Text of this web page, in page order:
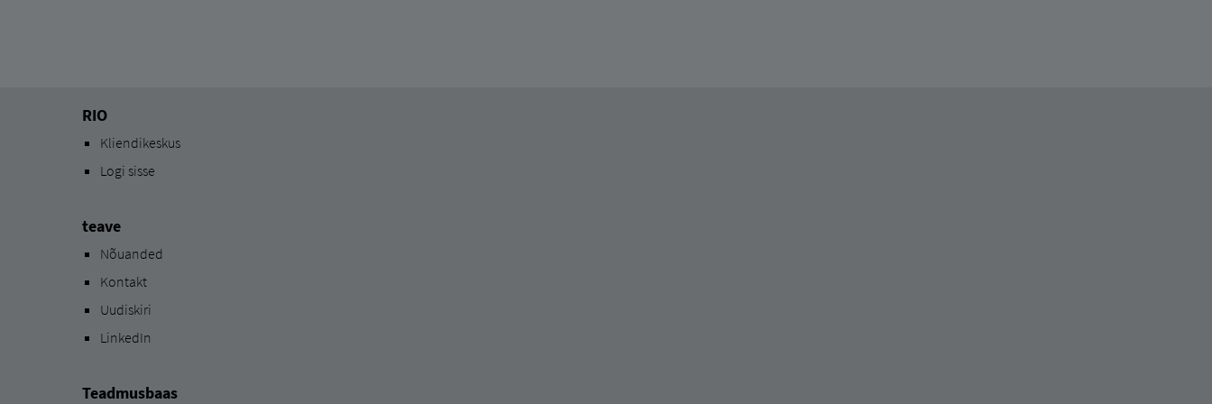
RIO
Kliendikeskus
Logi sisse
teave
Nõuanded
Kontakt
Uudiskiri
LinkedIn
Teadmusbaas